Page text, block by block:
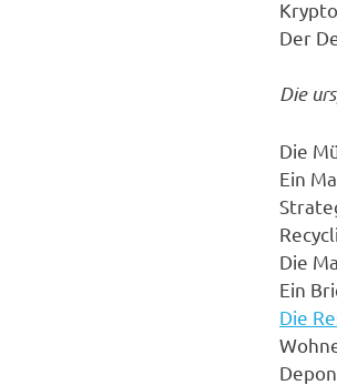
Der
Die
Die
Ein
Die
Ein
Die